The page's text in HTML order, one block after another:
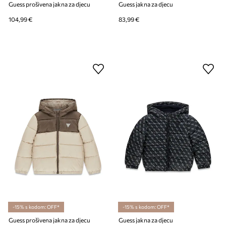
Guess prošivena jakna za djecu
104,99 €
Guess jakna za djecu
83,99 €
-15% s kodom: OFF*
Guess prošivena jakna za djecu
-15% s kodom: OFF*
Guess jakna za djecu